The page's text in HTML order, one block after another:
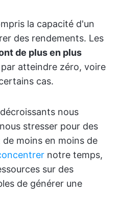
la capacité d'un
des rendements. Les
de plus en plus
atteindre zéro, voire
cas.
nous
stresser pour des
moins en moins de
notre temps,
sur des
de générer une